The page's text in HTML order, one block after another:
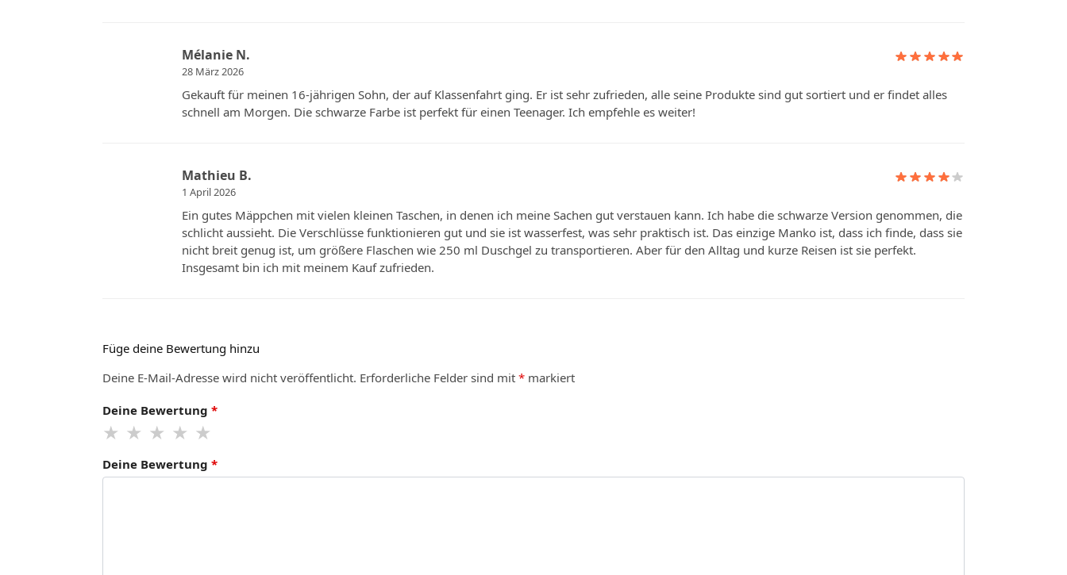
Mélanie N.
28 März 2026
Gekauft für meinen 16-jährigen Sohn, der auf Klassenfahrt ging. Er ist sehr zufrieden, alle seine Produkte sind gut sortiert und er findet alles
schnell am Morgen. Die schwarze Farbe ist perfekt für einen Teenager. Ich empfehle es weiter!
Mathieu B.
1 April 2026
Ein gutes Mäppchen mit vielen kleinen Taschen, in denen ich meine Sachen gut verstauen kann. Ich habe die schwarze Version genommen, die
schlicht aussieht. Die Verschlüsse funktionieren gut und sie ist wasserfest, was sehr praktisch ist. Das einzige Manko ist, dass ich finde, dass sie
nicht breit genug ist, um größere Flaschen wie 250 ml Duschgel zu transportieren. Aber für den Alltag und kurze Reisen ist sie perfekt.
Insgesamt bin ich mit meinem Kauf zufrieden.
Füge deine Bewertung hinzu
Deine E-Mail-Adresse wird nicht veröffentlicht. Erforderliche Felder sind mit *markiert
Deine Bewertung *
Deine Bewertung *